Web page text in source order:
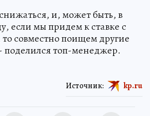
и, может быть, в
если мы придем к ставке с
совместно поищем другие
поделился топ-менеджер.
Источник: kp.ru